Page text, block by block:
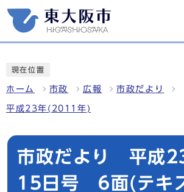
現在位置
ホーム 市政 広報 市政だより
平成23年(2011年)
市政だより 平成
15日号 6面(テキ